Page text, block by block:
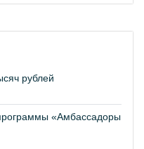
рублей
«Амбассадоры